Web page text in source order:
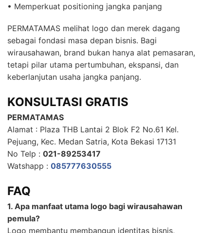
• Memperkuat positioning jangka panjang
PERMATAMAS melihat logo dan merek dagang
sebagai fondasi masa depan bisnis. Bagi
wirausahawan, brand bukan hanya alat pemasaran,
tetapi pilar utama pertumbuhan, ekspansi, dan
keberlanjutan usaha jangka panjang.
KONSULTASI GRATIS
PERMATAMAS
Alamat : Plaza THB Lantai 2 Blok F2 No.61 Kel.
Pejuang, Kec. Medan Satria, Kota Bekasi 17131
No Telp : 021-89253417
Watshapp : 085777630555
FAQ
1. Apa manfaat utama logo bagi wirausahawan
pemula?
Logo membantu membangun identitas bisnis,